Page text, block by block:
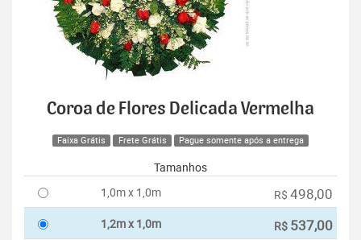
Coroa de Flores Delicada Vermelha
Faixa Grátis Frete Grátis Pague somente após a entrega
Tamanhos
1,0m x 1,0m
R$ 498,00
1,2m x 1,0m R$ 537,00